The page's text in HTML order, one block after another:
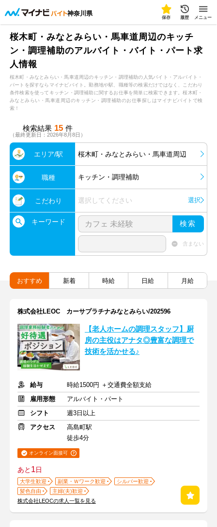
神奈川県
保存 履歴 メニュー
桜木町・みなとみらい・馬車道周辺のキッチ
ン・調理補助のアルバイト・バイト・パート求
人情報
桜木町・みなとみらい・馬車道周辺のキッチン・調理補助の人気バイト・アルバイト・
パートを探すならマイナビバイト。勤務地や駅、職種等の検索だけではなく、こだわり
条件検索を使ってキッチン・調理補助に関するお仕事を簡単に検索できます。桜木町・
みなとみらい・馬車道周辺のキッチン・調理補助のお仕事探しはマイナビバイトで検
索！
検索結果 15 件
（最終更新日：2026年8月8日）
エリア/駅 桜木町・みなとみらい・馬車道周辺
職種 キッチン・調理補助
こだわり 選択してください 選択
キーワード 検索
含まない
おすすめ 新着 時給 日給 月給
株式会社LEOC カーサプラチナみなとみらい/202596
【老人ホームの調理スタッフ】厨
房の主役はアナタ◎豊富な調理で
技術を活かせる♪
給与
時給1500円 ＋交通費全額支給
雇用形態
アルバイト・パート
シフト
週3日以上
アクセス
高島町駅
徒歩4分
オンライン面接可
あと 1日
大学生歓迎 副業・Ｗワーク歓迎
シルバー歓迎
髪色自由
主婦(夫)歓迎
株式会社LEOCの求人一覧を見る